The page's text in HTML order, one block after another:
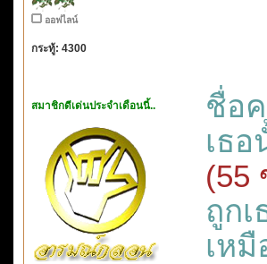
ออฟไลน์
กระทู้: 4300
สมาชิกดีเด่นประจำเดือนนี้..
ชื่อ
เธ
(55
ถูก
เห